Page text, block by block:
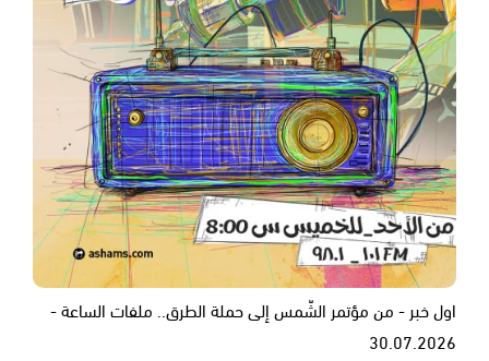
اول خبر - من مؤتمر الشّمس إلى حملة الطرق.. ملفات الساعة -
30.07.2026